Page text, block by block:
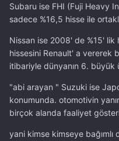
Subaru ise FHI (Fuji Heavy
sadece %16,5 hisse ile
Nissan ise 2008' de %15' lik
hissesini Renault' a vererek
itibariyle dünyanın 6. büyük
"abi arayan " Suzuki ise
konumunda. otomotivin
birçok alanda faaliyet
yani kimse kimseye